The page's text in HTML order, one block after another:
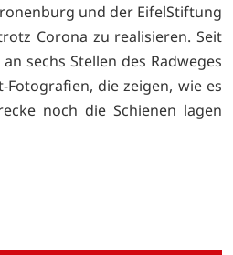
und der EifelStiftung
Corona zu realisieren. Seit
sechs Stellen des Radweges
die zeigen, wie es
noch die Schienen lagen